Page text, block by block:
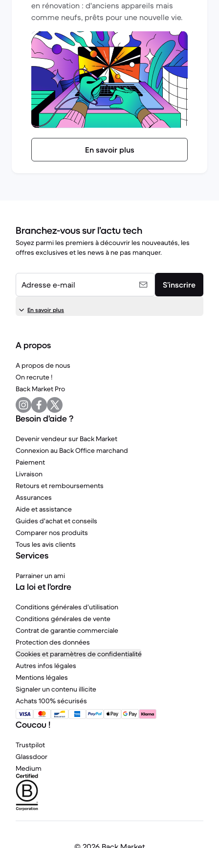
en rénovation : d'anciens appareils mais
comme neufs, prêts pour une nouvelle vie.
En savoir plus
Branchez-vous sur l’actu tech
Soyez parmi les premiers à découvrir les nouveautés, les
offres exclusives et les news à ne pas manquer.
Adresse e-mail S’inscrire
En savoir plus
A propos
A propos de nous
On recrute !
Back Market Pro
Besoin d'aide ?
Devenir vendeur sur Back Market
Connexion au Back Office marchand
Paiement
Livraison
Retours et remboursements
Assurances
Aide et assistance
Guides d'achat et conseils
Comparer nos produits
Tous les avis clients
Services
Parrainer un ami
La loi et l'ordre
Conditions générales d'utilisation
Conditions générales de vente
Contrat de garantie commerciale
Protection des données
Cookies et paramètres de confidentialité
Autres infos légales
Mentions légales
Signaler un contenu illicite
Achats 100% sécurisés
Coucou !
Trustpilot
Glassdoor
Medium